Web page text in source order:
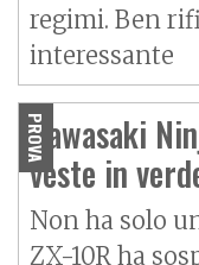
regimi. Ben
interessante
PROVA
Kawasaki
veste in
Non ha solo
ZX-10R ha